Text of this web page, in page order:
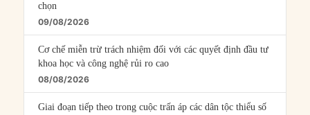
chọn
09/08/2026
Cơ chế miễn trừ trách nhiệm đối với các quyết định đầu tư
khoa học và công nghệ rủi ro cao
08/08/2026
Giai đoạn tiếp theo trong cuộc trấn áp các dân tộc thiểu số